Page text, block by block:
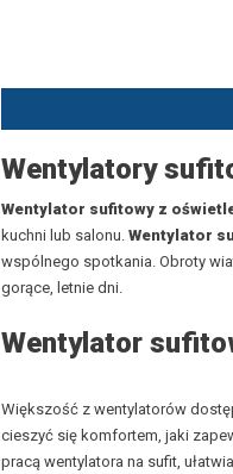
Wentylatory
Wentylator sufitowy z
kuchni lub salonu. Wentylator
wspólnego spotkania. Obroty
gorące, letnie dni.
Wentylator
Większość z wentylatorów
cieszyć się komfortem, jaki
pracą wentylatora na sufit,